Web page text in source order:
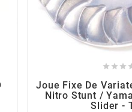
  
Joue Fixe De
Nitro Stunt /
Slider -